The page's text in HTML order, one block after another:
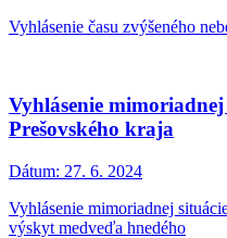
Vyhlásenie času zvýšeného
Vyhlásenie
Prešovského kraja
Dátum: 27. 6. 2024
Vyhlásenie mimoriadnej
výskyt medveďa hnedého